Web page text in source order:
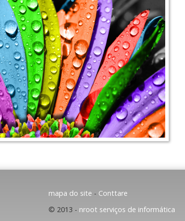
mapa do site - Conttare
© 2013 - nroot serviços de informática